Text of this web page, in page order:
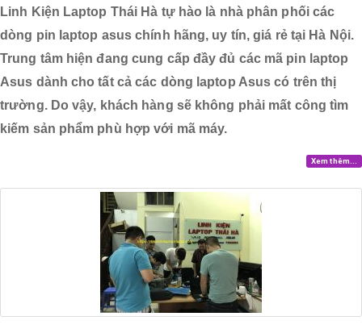
Linh Kiện Laptop Thái Hà tự hào là nhà phân phối các
dòng pin laptop asus chính hãng, uy tín, giá rẻ tại Hà Nội.
Trung tâm hiện đang cung cấp đầy đủ các mã pin laptop
Asus dành cho tất cả các dòng laptop Asus có trên thị
trường. Do vậy, khách hàng sẽ không phải mất công tìm
kiếm sản phẩm phù hợp với mã máy.
Xem thêm...